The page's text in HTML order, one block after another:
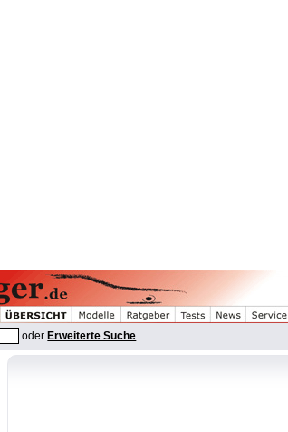
oder Erweiterte Suche